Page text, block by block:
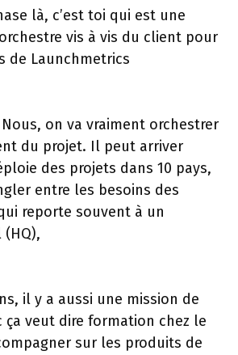
là, c’est toi qui est une
vis à vis du client pour
de Launchmetrics
on va vraiment orchestrer
du projet. Il peut arriver
des projets dans 10 pays,
entre les besoins des
reporte souvent à un
il y a aussi une mission de
veut dire formation chez le
sur les produits de